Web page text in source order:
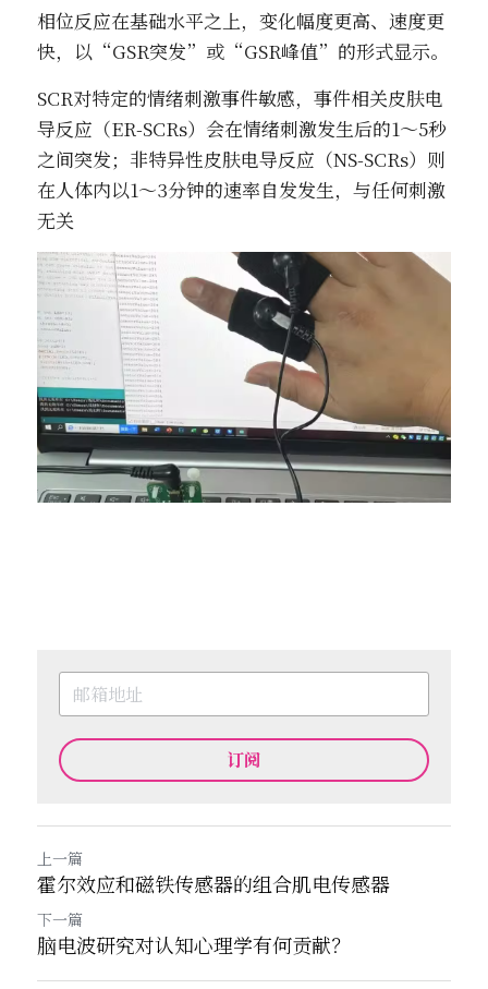
相位反应在基础水平之上，变化幅度更高、速度更
快，以“GSR突发”或“GSR峰值”的形式显示。
SCR对特定的情绪刺激事件敏感，事件相关皮肤电
导反应（ER-SCRs）会在情绪刺激发生后的1～5秒
之间突发；非特异性皮肤电导反应（NS-SCRs）则
在人体内以1～3分钟的速率自发发生，与任何刺激
无关
订阅
上一篇
霍尔效应和磁铁传感器的组合肌电传感器
下一篇
脑电波研究对认知心理学有何贡献？